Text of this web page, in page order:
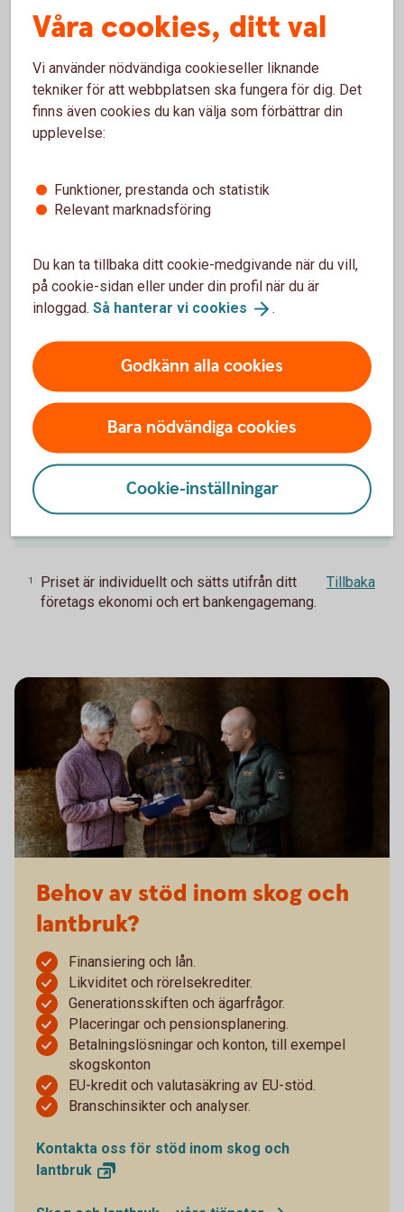
miljöstöd med flera betalas vanligen ut i slutet av året.
Kostnaderna i företaget uppkommer däremot under
hela året. Detta gör att likviditetsbrist kan uppstå.
EU-krediten fungerar då som ett förskott fram till
utbetalningen. Likviditeten förstärks och du undviker
dyra leverantörsskulder.
När din EU-ersättning har beviljats av myndigheten
EU-kredit efter sedvanlig kreditprövning. I samband
med att du får EU-ersättningen betalar du tillbaka lånet
Offert/pris och räntor
EU-kredit
Avgift
Prisförslag via offert
Uppläggningsavgift
1
Priset är individuellt och sätts utifrån ditt
företags ekonomi och ert bankengagemang.
Tillbaka
Behov av stöd inom skog och
lantbruk?
Finansiering och lån.
Likviditet och rörelsekrediter.
Generationsskiften och ägarfrågor.
Placeringar och pensionsplanering.
Betalningslösningar och konton, till exempel
skogskonton
EU-kredit och valutasäkring av EU-stöd.
Branschinsikter och analyser.
Kontakta oss för stöd inom skog och
lantbruk
Våra cookies, ditt val
Vi använder nödvändiga cookieseller liknande
tekniker för att webbplatsen ska fungera för dig. Det
finns även cookies du kan välja som förbättrar din
upplevelse:
Funktioner, prestanda och statistik
Relevant marknadsföring
Du kan ta tillbaka ditt cookie-medgivande när du vill,
på cookie-sidan eller under din profil när du är
inloggad. Så hanterar vi cookies .
Godkänn alla cookies
Bara nödvändiga cookies
Cookie-inställningar